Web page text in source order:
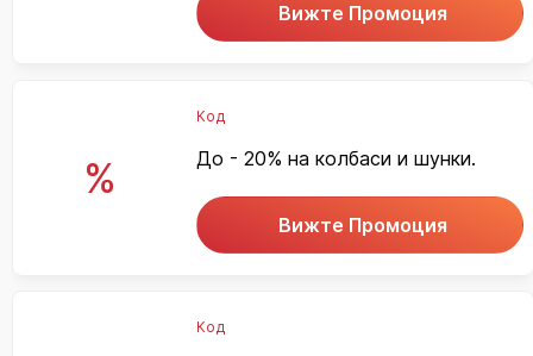
Вижте Промоция
%
Код
До - 20% на колбаси и шунки.
Вижте Промоция
Код